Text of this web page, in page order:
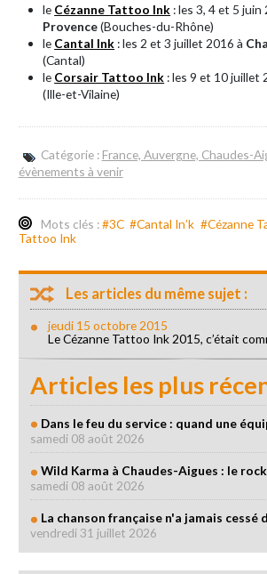
le Cézanne Tattoo Ink : les 3, 4 et 5
Provence(Bouches-du-Rhône)
le Cantal Ink : les 2 et 3 juillet 2016 à
(Cantal)
le Corsair Tattoo Ink : les 9 et 10 juillet
(Ille-et-Vilaine)
Catégorie : France, Auvergne, Chaudes-
évènements à venir
Mots clés :#3C #Cantal In’k #Cézanne
Tattoo Ink
Les articles du même sujet :
jeudi 15 octobre 2015
Le Cézanne Tattoo Ink 2015, c’était
Articles les plus
Dans le feu du service : quand une
samedi 08 août 2026
Wild Karma à Chaudes-Aigues : le
samedi 08 août 2026
La chanson française n'a jamais
vendredi 31 juillet 2026